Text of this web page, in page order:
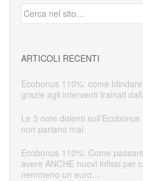
ARTICOLI RECENTI
Ecobonus 110%: come
grazie agli interventi trainati
Le 3 note dolenti
non parlano mai
Ecobonus 110%: Come
avere ANCHE nuovi infissi per
nemmeno un euro…